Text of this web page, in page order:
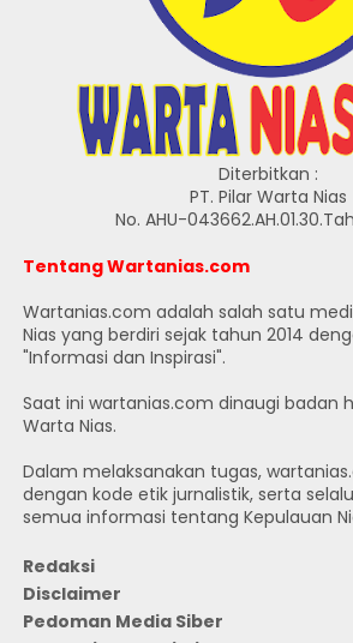
Diterbitkan :
PT. Pilar Warta Nias
No. AHU-
Tentang Wartanias.com
Wartanias.com adalah salah satu
Nias yang berdiri sejak tahun 2014
"Informasi dan Inspirasi".
Saat ini wartanias.com dinaugi badan
Warta Nias.
Dalam melaksanakan tugas,
dengan kode etik jurnalistik, serta
semua informasi tentang Kepulauan
Redaksi
Disclaimer
Pedoman Media Siber